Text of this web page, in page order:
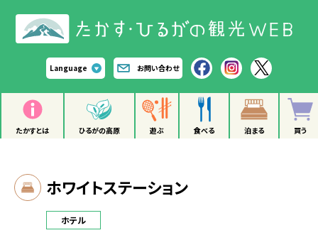
Language お問い合わせ
たかすとは ひるがの高原 遊ぶ 食べる 泊まる 買う
ホワイトステーション
ホテル